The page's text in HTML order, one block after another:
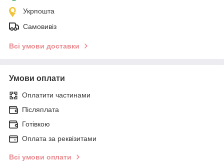
Укрпошта
Самовивіз
Всі умови доставки
Умови оплати
Оплатити частинами
Післяплата
Готівкою
Оплата за реквізитами
Всі умови оплати